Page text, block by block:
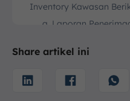
Inventory Kawasan
a. Laporan
c. Laporan WIP
d. Laporan Mesin
Share artikel ini